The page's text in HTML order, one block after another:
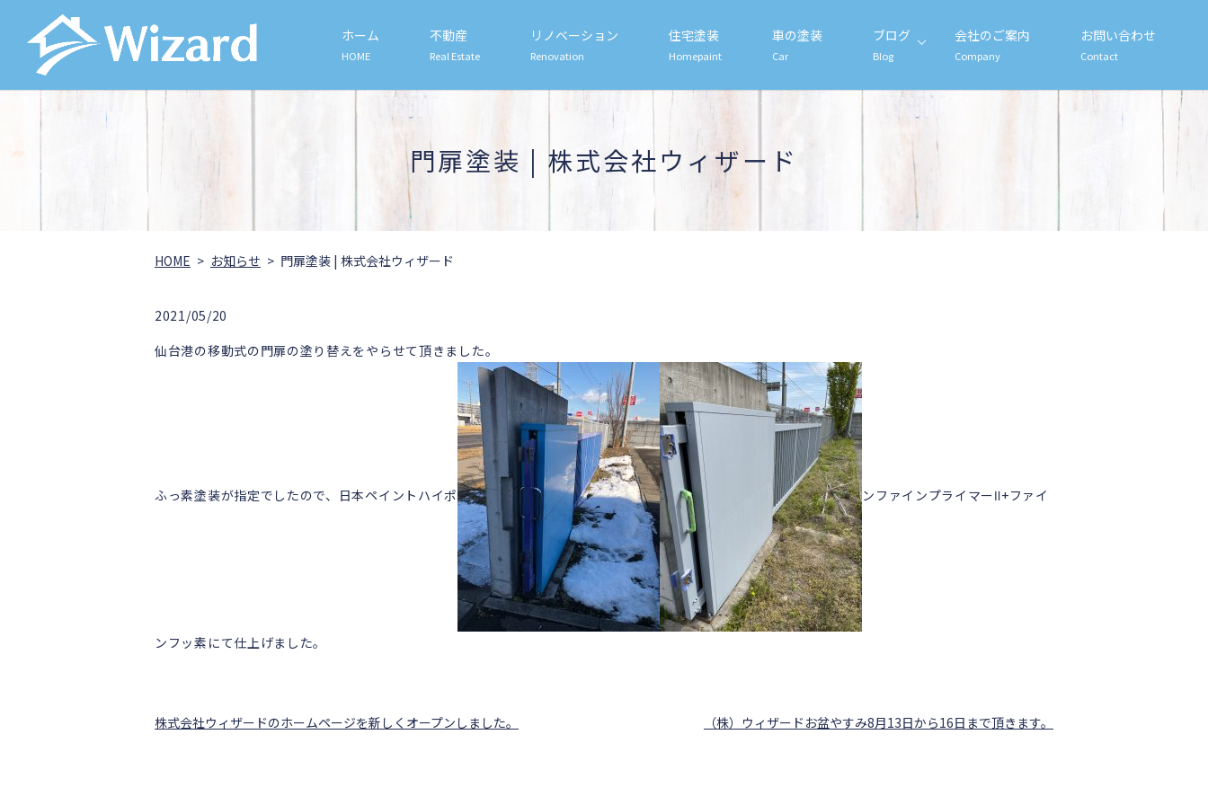
ホーム
HOME
不動産
Real Estate
リノベーション
Renovation
住宅塗装
Homepaint
車の塗装
Car
ブログ
Blog
会社のご案内
Company
お問い合わせ
Contact
門扉塗装 | 株式会社ウィザード
HOME お知らせ 門扉塗装 | 株式会社ウィザード
2021/05/20
仙台港の移動式の門扉の塗り替えをやらせて頂きました。
ふっ素塗装が指定でしたので、日本ペイントハイポ ンファインプライマーⅡ+ファイ
ンフッ素にて仕上げました。
株式会社ウィザードのホームページを新しくオープンしました。 （株）ウィザードお盆やすみ8月13日から16日まで頂きます。